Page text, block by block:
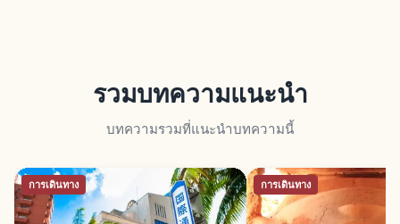
รวมบทความแนะนำ
บทความรวมที่แนะนำบทความนี้
การเดินทาง การเดินทาง